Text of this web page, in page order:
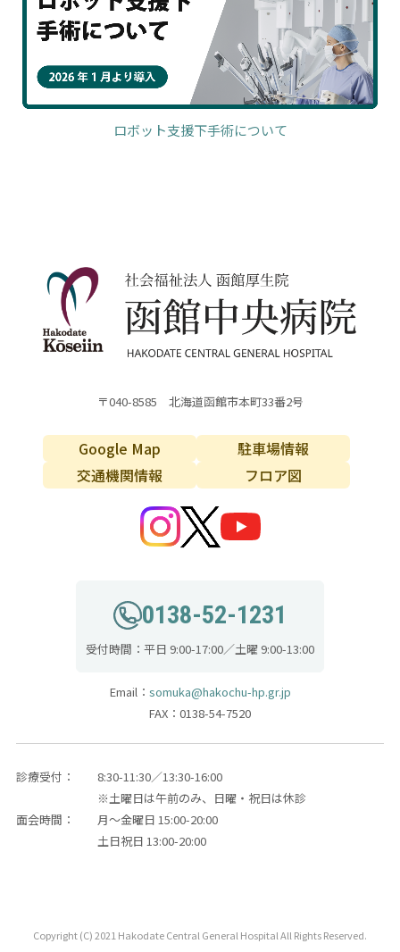
ロボット支援下手術について
〒040-8585 北海道函館市本町33番2号
Google Map
駐車場情報
交通機関情報
フロア図
0138-52-1231
受付時間：平日 9:00-17:00／土曜 9:00-13:00
Email： somuka@hakochu-hp.gr.jp
FAX：0138-54-7520
診療受付：
8:30-11:30／13:30-16:00
※土曜日は午前のみ、日曜・祝日は休診
面会時間：
月～金曜日 15:00-20:00
土日祝日 13:00-20:00
Copyright (C) 2021 Hakodate Central General Hospital All Rights Reserved.